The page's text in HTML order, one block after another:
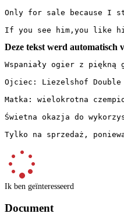
Only for sale because I
If you see him,you like
Deze tekst werd automatisch
Wspaniały ogier z piękną
Ojciec: Liezelshof Double
Matka: wielokrotna
Świetna okazja do
Tylko na sprzedaż,
Ik ben geïnteresseerd
Document